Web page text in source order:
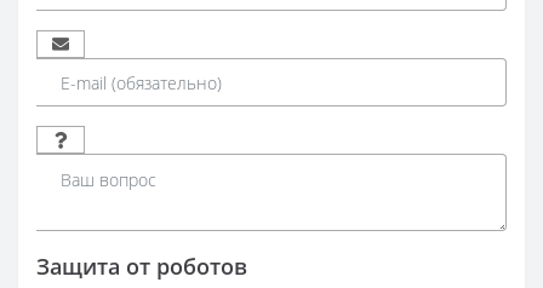
Защита от роботов